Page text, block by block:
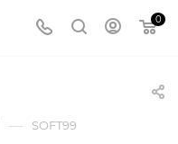
0
— SOFT99